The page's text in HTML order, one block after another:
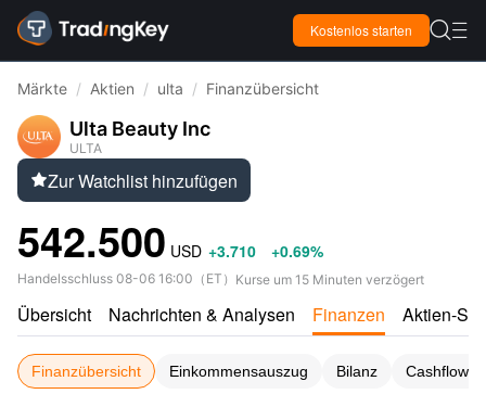
Kostenlos starten  
Märkte / Aktien / ulta / Finanzübersicht
Ulta Beauty Inc
ULTA
Zur Watchlist hinzufügen
542.500 USD +3.710 +0.69%
Handelsschluss 08-06 16:00 （ ET ） Kurse um 15 Minuten verzögert
Übersicht Nachrichten & Analysen Finanzen Aktien-
Finanzübersicht Einkommensauszug Bilanz Cashflow-